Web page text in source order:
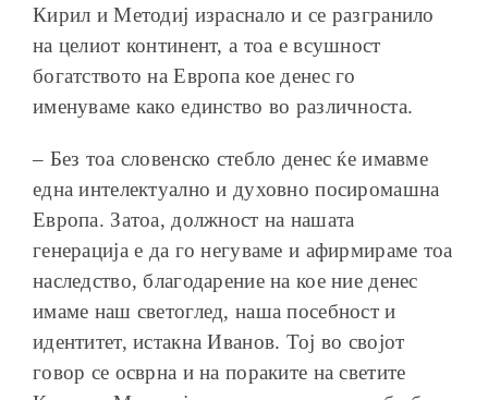
Кирил и Методиј израснало и се разгранило
на целиот континент, а тоа е всушност
богатството на Европа кое денес го
именуваме како единство во различноста.
– Без тоа словенско стебло денес ќе имавме
една интелектуално и духовно посиромашна
Европа. Затоа, должност на нашата
генерација е да го негуваме и афирмираме тоа
наследство, благодарение на кое ние денес
имаме наш светоглед, наша посебност и
идентитет, истакна Иванов. Тој во својот
говор се осврна и на пораките на светите